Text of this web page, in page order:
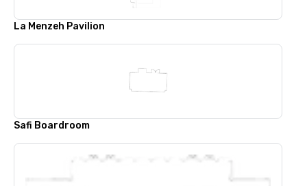
La Menzeh Pavilion
Safi Boardroom